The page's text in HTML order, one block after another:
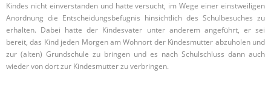
Kindes nicht einverstanden und hatte versucht, im Wege einer einstweiligen
Anordnung die Entscheidungsbefugnis hinsichtlich des Schulbesuches zu
erhalten. Dabei hatte der Kindesvater unter anderem angeführt, er sei
bereit, das Kind jeden Morgen am Wohnort der Kindesmutter abzuholen und
zur (alten) Grundschule zu bringen und es nach Schulschluss dann auch
wieder von dort zur Kindesmutter zu verbringen.